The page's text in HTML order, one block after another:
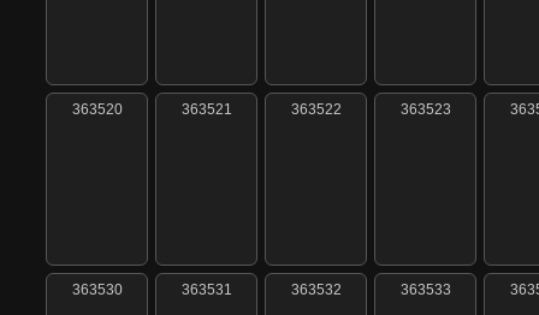
363520 363521 363522 363523
363530 363531 363532 363533